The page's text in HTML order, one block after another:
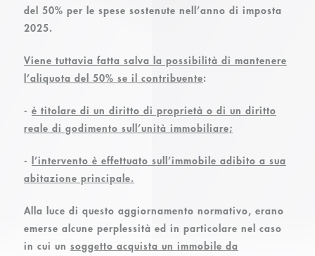
del 50% per le spese sostenute nell’anno di imposta
2025.
Viene tuttavia fatta salva la possibilità di mantenere
l’aliquota del 50% se il contribuente:
- è titolare di un diritto di proprietà o di un diritto
reale di godimento sull’unità immobiliare;
- l’intervento è effettuato sull’immobile adibito a sua
abitazione principale.
Alla luce di questo aggiornamento normativo, erano
emerse alcune perplessità ed in particolare nel caso
in cui un soggetto acquista un immobile da